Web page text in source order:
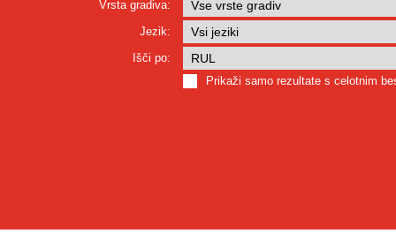
Vrsta gradiva:
Jezik:
Išči po:
Prikaži samo rezultate s celotnim